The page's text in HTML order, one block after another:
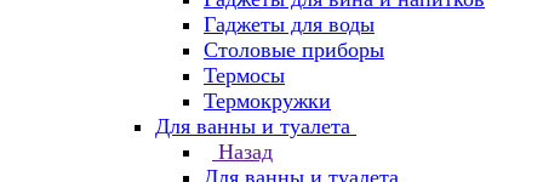
Гаджеты для воды
Столовые приборы
Термосы
Термокружки
Для ванны и туалета
Назад
Для ванны и туалета